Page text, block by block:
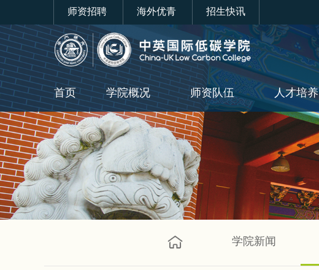
师资招聘 海外优青 招生快讯
首页 学院概况 师资队伍 人才培养
学院新闻